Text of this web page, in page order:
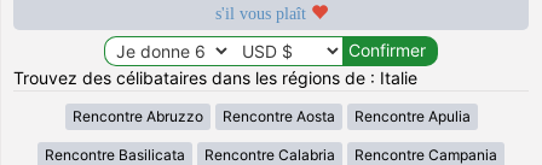
s'il vous plaît
Trouvez des célibataires dans les régions de : Italie
Rencontre Abruzzo Rencontre Aosta Rencontre Apulia
Rencontre Basilicata Rencontre Calabria Rencontre Campania